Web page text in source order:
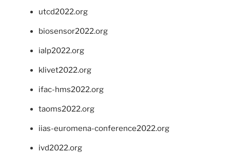
utcd2022.org
biosensor2022.org
ialp2022.org
klivet2022.org
ifac-hms2022.org
taoms2022.org
iias-euromena-conference2022.org
ivd2022.org